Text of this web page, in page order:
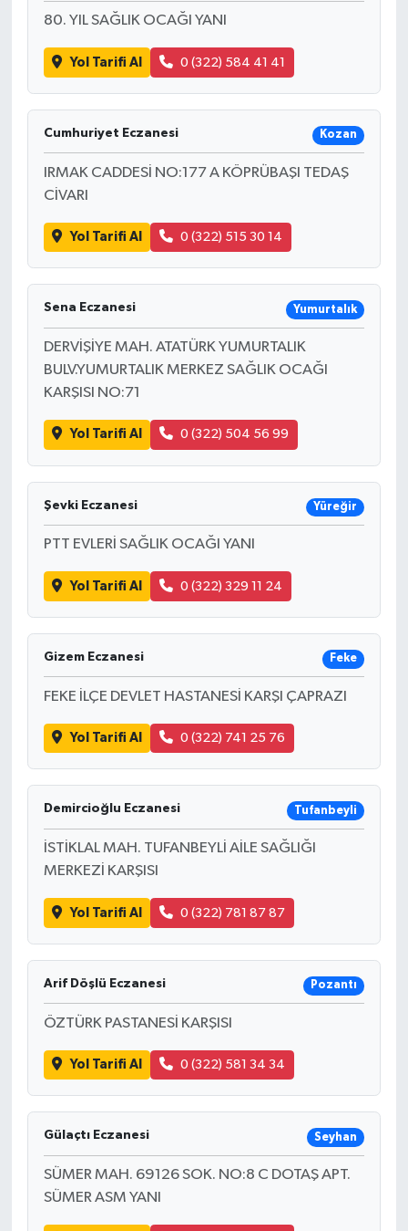
80. YIL SAĞLIK OCAĞI YANI
Yol Tarifi Al 0 (322) 584 41 41
Cumhuriyet Eczanesi Kozan
IRMAK CADDESİ NO:177 A KÖPRÜBAŞI TEDAŞ
CİVARI
Yol Tarifi Al 0 (322) 515 30 14
Sena Eczanesi Yumurtalık
DERVİŞİYE MAH. ATATÜRK YUMURTALIK
BULV.YUMURTALIK MERKEZ SAĞLIK OCAĞI
KARŞISI NO:71
Yol Tarifi Al 0 (322) 504 56 99
Şevki Eczanesi Yüreğir
PTT EVLERİ SAĞLIK OCAĞI YANI
Yol Tarifi Al 0 (322) 329 11 24
Gizem Eczanesi Feke
FEKE İLÇE DEVLET HASTANESİ KARŞI ÇAPRAZI
Yol Tarifi Al 0 (322) 741 25 76
Demircioğlu Eczanesi Tufanbeyli
İSTİKLAL MAH. TUFANBEYLİ AİLE SAĞLIĞI
MERKEZİ KARŞISI
Yol Tarifi Al 0 (322) 781 87 87
Arif Döşlü Eczanesi Pozantı
ÖZTÜRK PASTANESİ KARŞISI
Yol Tarifi Al 0 (322) 581 34 34
Gülaçtı Eczanesi Seyhan
SÜMER MAH. 69126 SOK. NO:8 C DOTAŞ APT.
SÜMER ASM YANI